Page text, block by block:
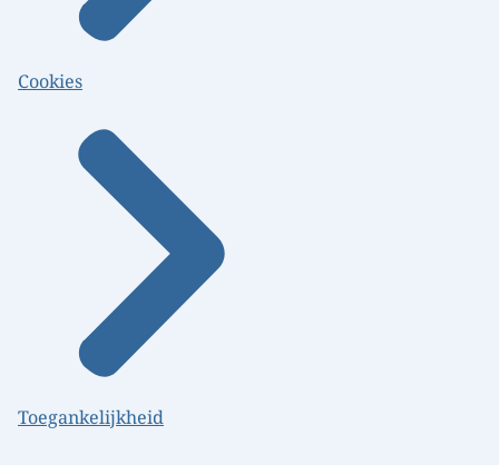
Cookies
Toegankelijkheid